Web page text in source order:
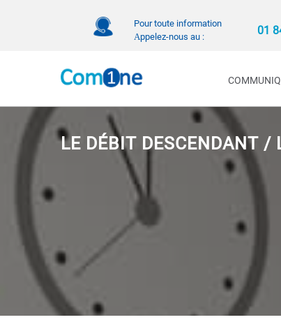
Pour toute information
Αppelez-nous au :
01
LE DÉBIT DESCENDANT /